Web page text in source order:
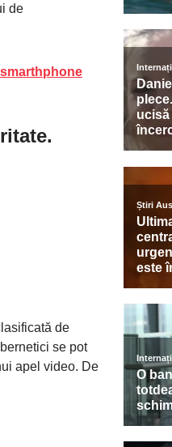
de
de
se pot
apel video. De